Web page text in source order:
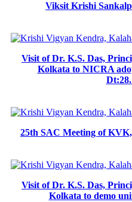
Viksit Krishi
Visit of Dr. K.S. Das,
Kolkata to NICRA
25th SAC Meeting of
Visit of Dr. K.S. Das,
Kolkata to demo